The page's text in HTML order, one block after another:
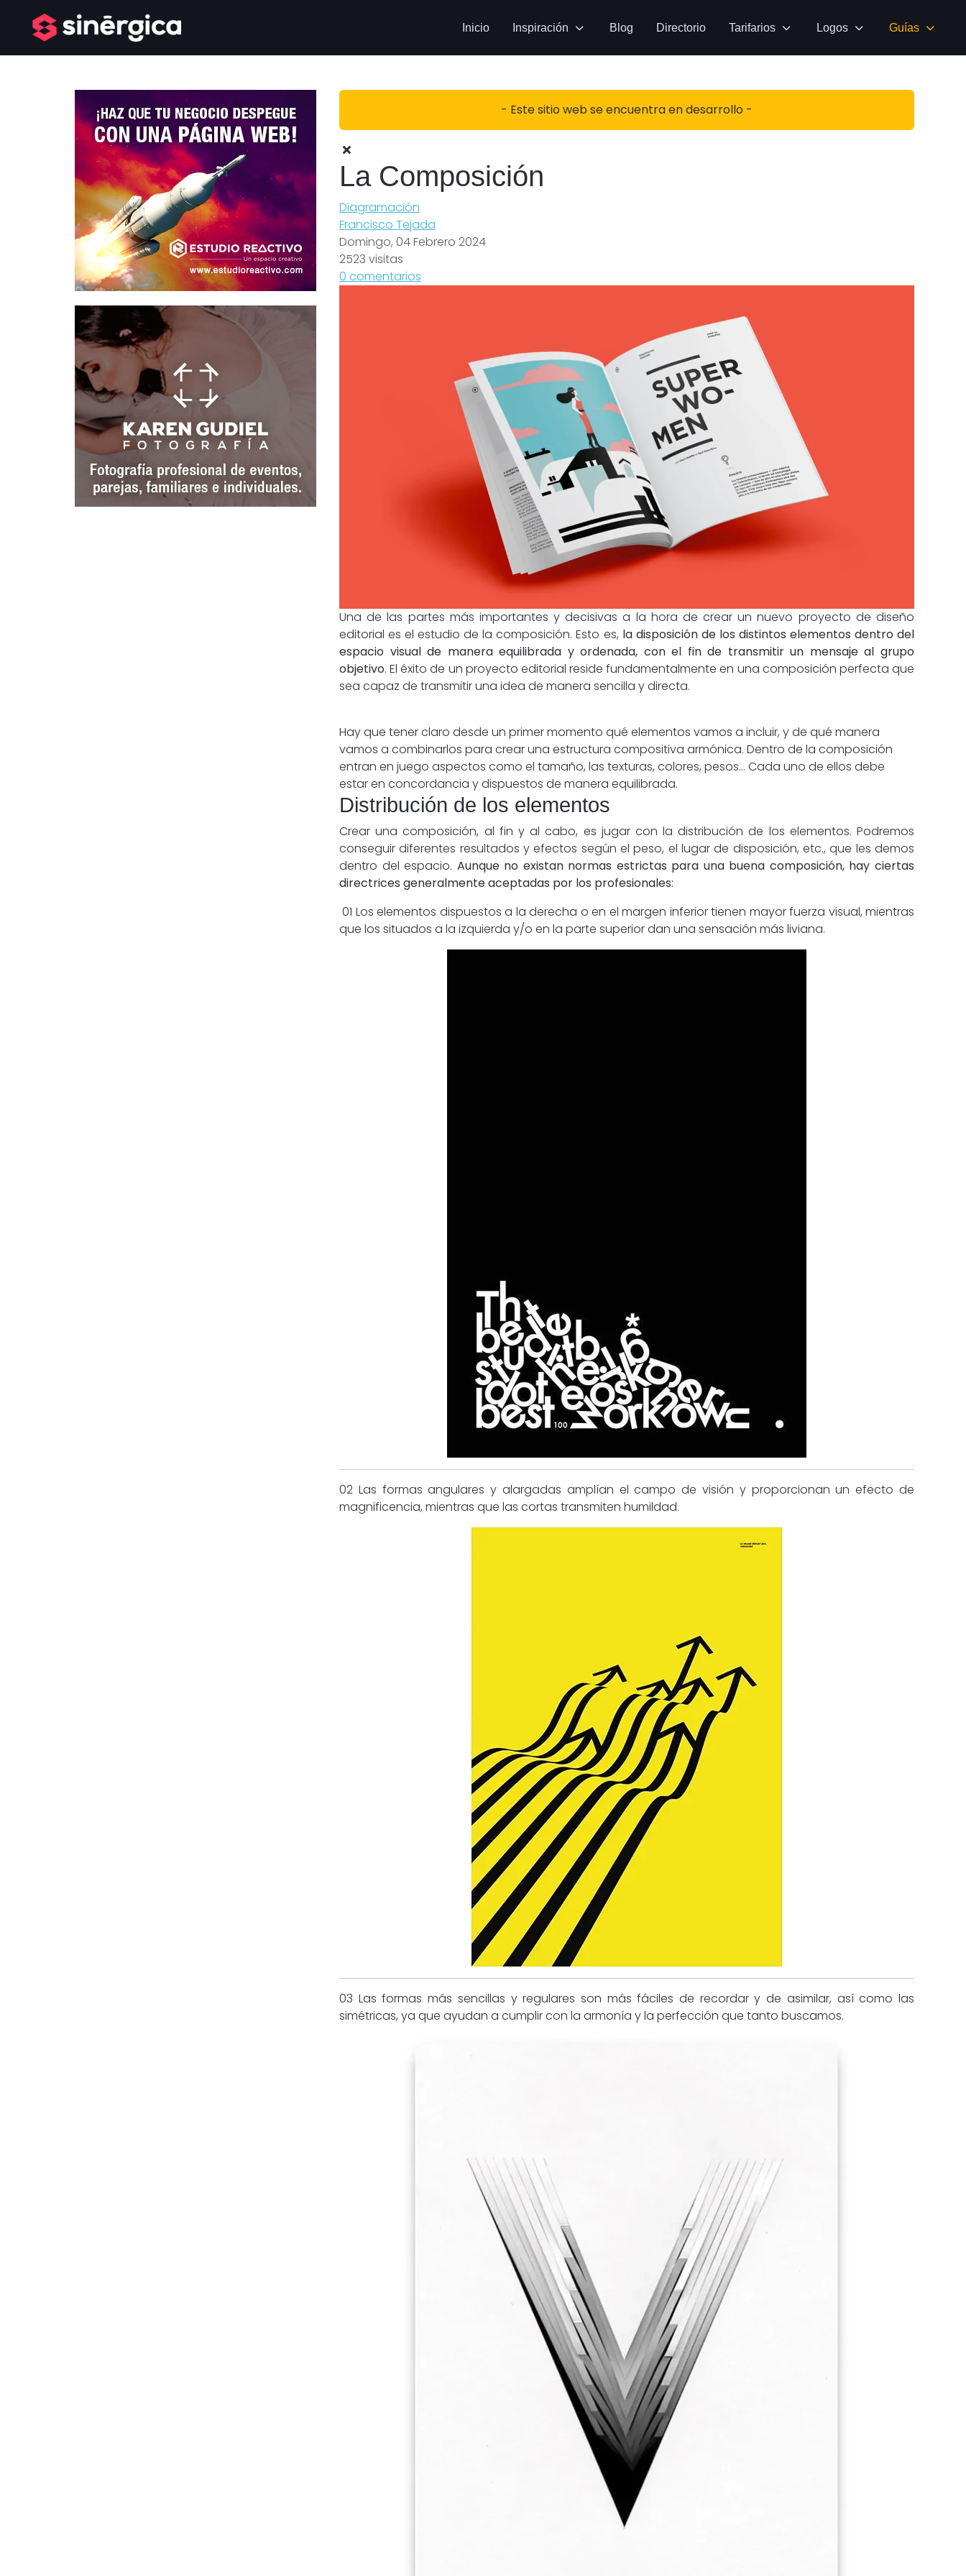
Inicio Inspiración Blog Directorio Tarifarios Logos Guías
- Este sitio web se encuentra en desarrollo -
La Composición
Diagramación
Francisco Tejada
Domingo, 04 Febrero 2024
2523 visitas
0 comentarios
Una de las partes más importantes y decisivas a la hora de crear un nuevo proyecto de diseño
editorial es el estudio de la composición. Esto es, la disposición de los distintos elementos dentro del
espacio visual de manera equilibrada y ordenada, con el fin de transmitir un mensaje al grupo
objetivo. El éxito de un proyecto editorial reside fundamentalmente en una composición perfecta que
sea capaz de transmitir una idea de manera sencilla y directa.
Hay que tener claro desde un primer momento qué elementos vamos a incluir, y de qué manera
vamos a combinarlos para crear una estructura compositiva armónica. Dentro de la composición
entran en juego aspectos como el tamaño, las texturas, colores, pesos… Cada uno de ellos debe
estar en concordancia y dispuestos de manera equilibrada.
Distribución de los elementos
Crear una composición, al fin y al cabo, es jugar con la distribución de los elementos. Podremos
conseguir diferentes resultados y efectos según el peso, el lugar de disposición, etc., que les demos
dentro del espacio. Aunque no existan normas estrictas para una buena composición, hay ciertas
directrices generalmente aceptadas por los profesionales:
01 Los elementos dispuestos a la derecha o en el margen inferior tienen mayor fuerza visual, mientras
que los situados a la izquierda y/o en la parte superior dan una sensación más liviana.
02 Las formas angulares y alargadas amplían el campo de visión y proporcionan un efecto de
magnificencia, mientras que las cortas transmiten humildad.
03 Las formas más sencillas y regulares son más fáciles de recordar y de asimilar, así como las
simétricas, ya que ayudan a cumplir con la armonía y la perfección que tanto buscamos.